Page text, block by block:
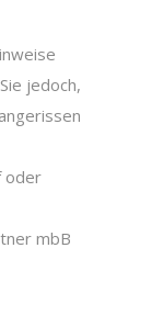
jedoch,
oder
mbB